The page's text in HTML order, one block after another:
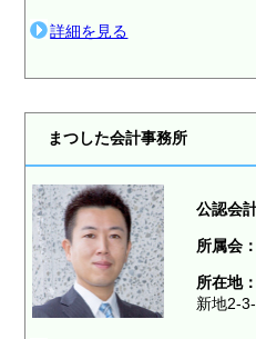
詳細を見る
まつした会計事務所
公認会
所属会
所在地：
新地2-